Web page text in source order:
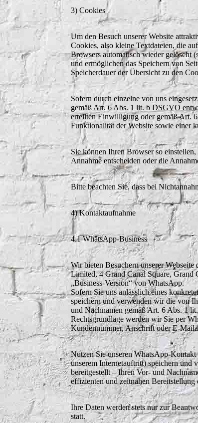
3) Cookies
Um den Besuch unserer Website
Cookies, also kleine Textdateien, die
Browsers automatisch wieder gelöscht
und ermöglichen das Speichern von
Speicherdauer der Übersicht zu den
Sofern durch einzelne von uns
gemäß Art. 6 Abs. 1 lit. b DSGVO
erteilten Einwilligung oder gemäß Art.
Funktionalität der Website sowie einer
Sie können Ihren Browser so
Annahme entscheiden oder die
Bitte beachten Sie, dass bei
4) Kontaktaufnahme
4.1 WhatsApp-Business
Wir bieten Besuchern unserer
Limited, 4 Grand Canal Square,
„Business-Version“ von WhatsApp.
Sofern Sie uns anlässlich eines
speichern und verwenden wir die von
und Nachnamen gemäß Art. 6 Abs. 1
Rechtsgrundlage werden wir Sie per
Kundennummer, Anschrift oder E-
Nutzen Sie unseren WhatsApp-
unserem Internetauftritt) speichern
bereitgestellt – Ihren Vor- und
effizienten und zeitnahen
Ihre Daten werden stets nur zur
statt.